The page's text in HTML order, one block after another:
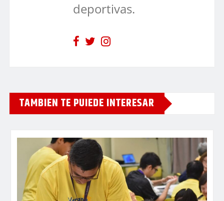
deportivas.
TAMBIEN TE PUIEDE INTERESAR